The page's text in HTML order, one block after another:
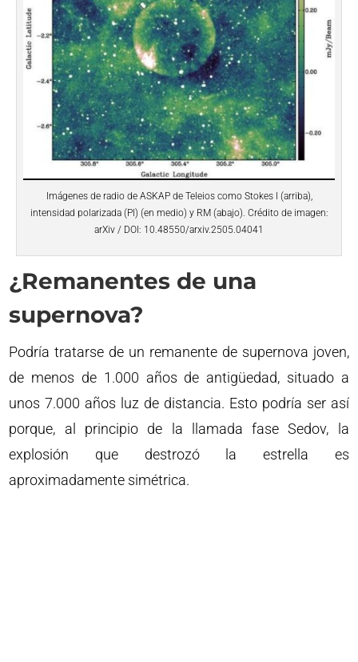
Imágenes de radio de ASKAP de Teleios como Stokes I (arriba),
intensidad polarizada (PI) (en medio) y RM (abajo). Crédito de imagen:
arXiv / DOI: 10.48550/arxiv.2505.04041
¿Remanentes de una
supernova?
Podría tratarse de un remanente de supernova joven,
de menos de 1.000 años de antigüedad, situado a
unos 7.000 años luz de distancia. Esto podría ser así
porque, al principio de la llamada fase Sedov, la
explosión que destrozó la estrella es
aproximadamente simétrica.